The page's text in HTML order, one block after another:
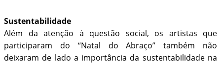
Sustentabilidade
Além da atenção à questão social, os artistas que
participaram do “Natal do Abraço” também não
deixaram de lado a importância da sustentabilidade na